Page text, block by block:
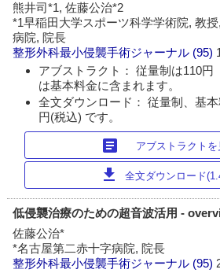
熊井司*1, 佐藤公治*2
*1早稲田大学スポーツ科学学術院, 教
病院, 院長
整形外科最小侵襲手術ジャーナル (95)
アブストラクト： 従量制は110円
は基本料金に含まれます。
全文ダウンロード： 従量制、基
円(税込) です。
article アブストラクトを
download 全文ダウンロード
低侵襲治療のための超音波活用 -
佐藤公治*
*名古屋第二赤十字病院, 院長
整形外科最小侵襲手術ジャーナル (95)